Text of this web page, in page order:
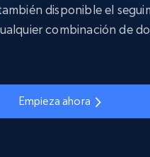
disponible el
combinación de
Empieza ahora